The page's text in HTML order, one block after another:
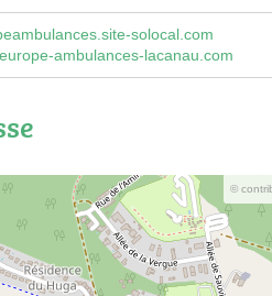
solocal.com
ambulances-lacanau.com
©